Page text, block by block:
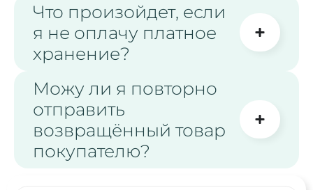
Что произойдет, если
я не оплачу платное
хранение?
Можу ли я повторно
отправить
возвращённый товар
покупателю?